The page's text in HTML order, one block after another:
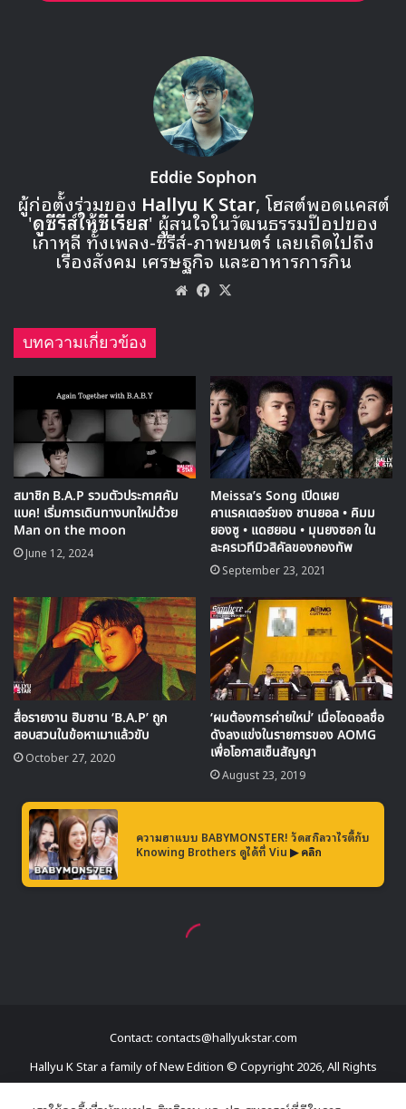
Contact: contacts@hallyukstar.com
Hallyu K Star a family of New Edition © Copyright 2026, All Rights